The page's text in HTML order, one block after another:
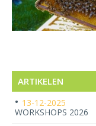
ARTIKELEN
13-12-2025
WORKSHOPS 2026